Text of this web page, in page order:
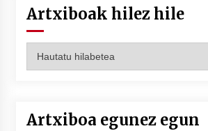
Artxiboak hilez hile
hilez
Artxiboa egunez egun